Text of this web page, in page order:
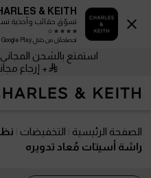
استمتع بالشحن المجاني
+ إرجاع مجاني
الصفحة الرئيسية التخفيضات
راشة أسيتات مُعاد تدويره
& KEITH
تسوّق حقائب وأحذية
احصلحمّل من خلال Google Play